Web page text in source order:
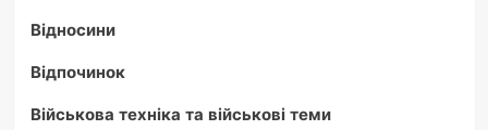
Відносини
Відпочинок
Військова техніка та військові теми